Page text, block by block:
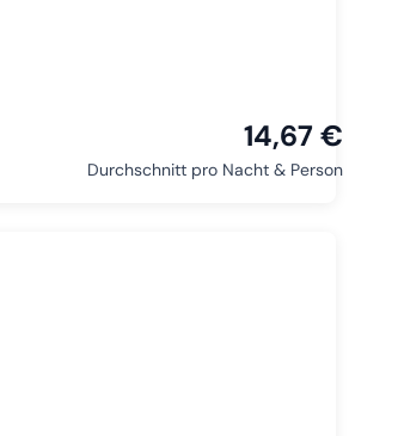
14,67 €
Durchschnitt pro Nacht & Person